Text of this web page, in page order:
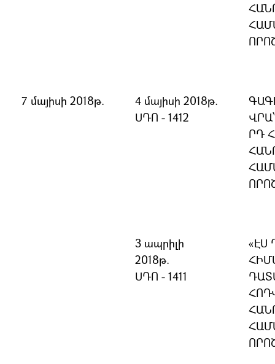
7 մայիսի 2018թ.
4 մայիսի 2018թ.
ՍԴՈ - 1412
ՐԴ
3 ապրիլի
2018թ.
ՍԴՈ - 1411
«ԷՍ